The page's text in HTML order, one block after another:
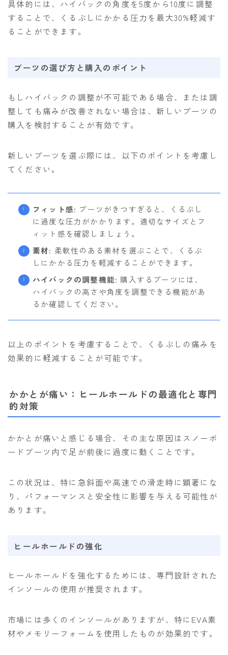
具体的には、ハイバックの角度を5度から10度に調整
することで、くるぶしにかかる圧力を最大30%軽減す
ることができます。
ブーツの選び方と購入のポイント
もしハイバックの調整が不可能である場合、または調
整しても痛みが改善されない場合は、新しいブーツの
購入を検討することが有効です。
新しいブーツを選ぶ際には、以下のポイントを考慮し
てください。
フィット感: ブーツがきつすぎると、くるぶし
に過度な圧力がかかります。適切なサイズとフ
ィット感を確認しましょう。
素材: 柔軟性のある素材を選ぶことで、くるぶ
しにかかる圧力を軽減することができます。
ハイバックの調整機能: 購入するブーツには、
ハイバックの高さや角度を調整できる機能があ
るか確認してください。
以上のポイントを考慮することで、くるぶしの痛みを
効果的に軽減することが可能です。
かかとが痛い：ヒールホールドの最適化と専門
的対策
かかとが痛いと感じる場合、その主な原因はスノーボ
ードブーツ内で足が前後に過度に動くことです。
この状況は、特に急斜面や高速での滑走時に顕著にな
り、パフォーマンスと安全性に影響を与える可能性が
あります。
ヒールホールドの強化
ヒールホールドを強化するためには、専門設計された
インソールの使用が推奨されます。
市場には多くのインソールがありますが、特にEVA素
材やメモリーフォームを使用したものが効果的です。